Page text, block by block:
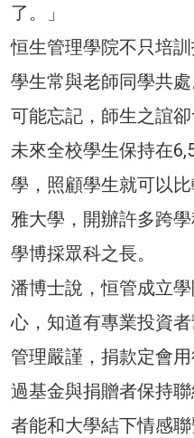
了。」
恒生管理學院不只培
學生常與老師同學共
可能忘記，師生之誼
未來全校學生保持在
學，照顧學生就可以
雅大學，開辦許多跨
學博採眾科之長。
潘博士說，恒管成立
心，知道有專業投資
管理嚴謹，捐款定會
過基金與捐贈者保持
者能和大學結下情感聯